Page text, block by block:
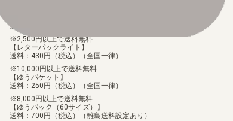
送料：100円（税込）（全国一律）
2,500円以上で送料無料
【レターパックライト】
送料：430円（税込）（全国一律）
10,000円以上で送料無料
【ゆうパケット】
送料：250円（税込）（全国一律）
8,000円以上で送料無料
【ゆうパック（60サイズ）】
送料：700円（税込）（離島送料設定あり）